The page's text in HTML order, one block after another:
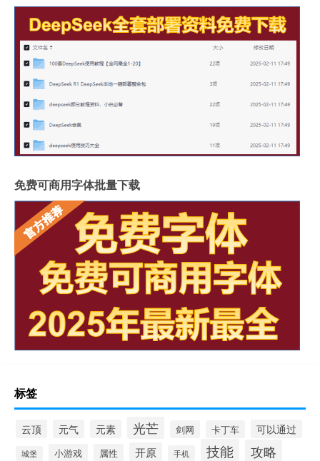
免费可商用字体批量下载
标签
云顶 元气 元素 光芒 剑网 卡丁车 可以通过
城堡 小游戏 属性 开原 手机 技能 攻略